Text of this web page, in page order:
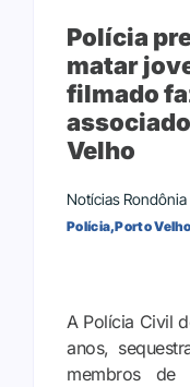
Polícia
matar
filmado
Velho
Notícias Rondônia
Polícia,Porto Velho
A Polícia Civil
anos,
membros de